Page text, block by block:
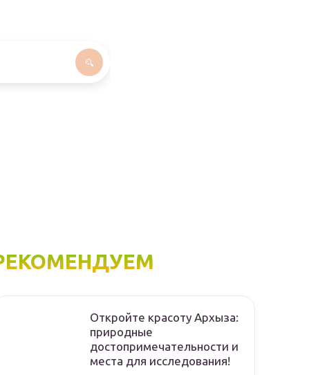
Откройте красоту Архыза:
природные
достопримечательности и
места для исследования!